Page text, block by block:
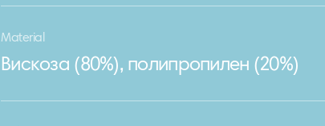
Material
Вискоза (80%), полипропилен (20%)